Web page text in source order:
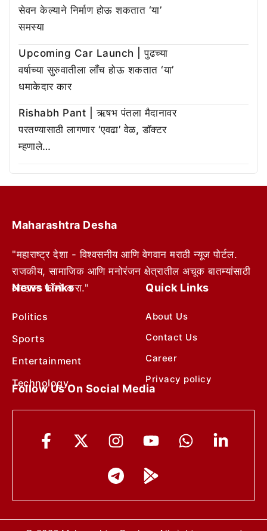
सेवन केल्याने निर्माण होऊ शकतात ‘या’
समस्या
Upcoming Car Launch | पुढच्या
वर्षाच्या सुरुवातीला लाँच होऊ शकतात ‘या’
धमाकेदार कार
Rishabh Pant | ऋषभ पंतला मैदानावर
परतण्यासाठी लागणार ‘एवढा’ वेळ, डॉक्टर
म्हणाले…
Maharashtra Desha
"महाराष्ट्र देशा - विश्वसनीय आणि वेगवान मराठी न्यूज पोर्टल.
राजकीय, सामाजिक आणि मनोरंजन क्षेत्रातील अचूक बातम्यांसाठी
आम्हाला फॉलो करा."
News Links
Politics
Sports
Entertainment
Technology
Quick Links
About Us
Contact Us
Career
Privacy policy
Follow Us On Social Media